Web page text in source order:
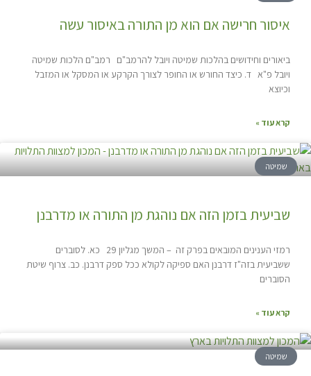
איסור חרישה אם הוא מן התורה באיסור עשה
ביאורים וחידושים בהלכות שמיטה ויובל להרמב"ם רמב"ם הלכות שמיטה
ויובל פ"א ד. כיצד החורש או החופר לצורך הקרקע או המסקל או המזבל
וכיוצא
קרא עוד »
שמיטה
שביעית בזמן הזה אם נוהגת מן התורה או מדרבנן
רמזי הענינים המובאים בפרק זה – המשך מגליון 29 כא. לסוברים
ששביעית בזה"ז דרבנן האם ספיקה לקולא ככל ספק דרבנן. כב. צרוף שיטת
הסוברים
קרא עוד »
שמיטה